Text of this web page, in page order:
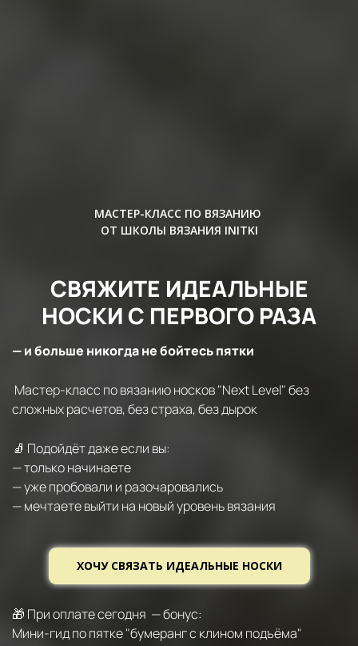
МАСТЕР-КЛАСС ПО ВЯЗАНИЮ
ОТ ШКОЛЫ ВЯЗАНИЯ INITKI
СВЯЖИТЕ ИДЕАЛЬНЫЕ
НОСКИ С ПЕРВОГО РАЗА
— и больше никогда не бойтесь пятки
Мастер-класс по вязанию носков "Next Level" без
сложных расчетов, без страха, без дырок
🧦 Подойдёт даже если вы:
— только начинаете
— уже пробовали и разочаровались
— мечтаете выйти на новый уровень вязания
ХОЧУ CВЯЗАТЬ ИДЕАЛЬНЫЕ НОСКИ
🎁 При оплате сегодня — бонус:
Мини-гид по пятке "бумеранг с клином подъёма"